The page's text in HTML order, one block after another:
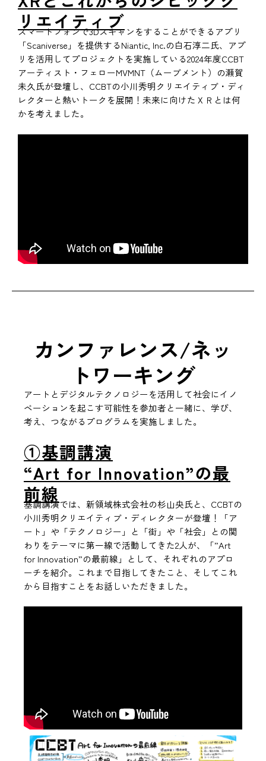
リエイティブ
スマートフォンで3Dスキャンをすることができるアプリ
「Scaniverse」を提供するNiantic, Inc.の白石淳二氏、アプ
リを活用してプロジェクトを実施している2024年度CCBT
アーティスト・ フェローMVMNT（ムーブメント）の瀬賀
未久氏が登壇し、CCBTの小川秀明クリエイティブ・ディ
レクターと熱いトークを展開！未来に向けたＸＲとは何
かを考えました。
カンファレンス/ネッ
トワーキング
アートとデジタルテクノロジーを活用して社会にイノ
ベーションを起こす可能性を参加者と一緒に、学び、
考え、つながるプログラムを実施しました。
①基調講演
“Art for Innovation”の最
前線
基調講演では、新領域株式会社の杉山央氏と、CCBTの
小川秀明クリエイティブ・ディレクターが登壇！「ア
ート」や「テクノロジー」と「街」や「社会」との関
わりをテーマに第一線で活動してきた2人が、「”Art
for Innovation”の最前線」として、それぞれのアプロ
ーチを紹介。これまで目指してきたこと、そしてこれ
から目指すことをお話しいただきました。